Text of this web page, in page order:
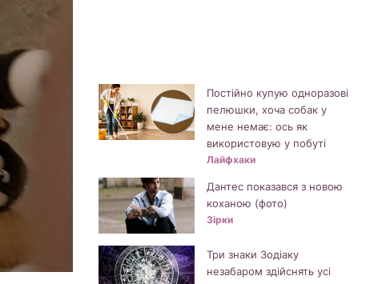
Постійно купую одноразові
пелюшки, хоча собак у
мене немає: ось як
використовую у побуті
Лайфхаки
Дантес показався з новою
коханою (фото)
Зірки
Три знаки Зодіаку
незабаром здійснять усі